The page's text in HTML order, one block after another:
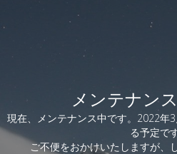
メンテナン
現在、メンテナンス中です。2022年
る予定です
ご不便をおかけいたしますが、